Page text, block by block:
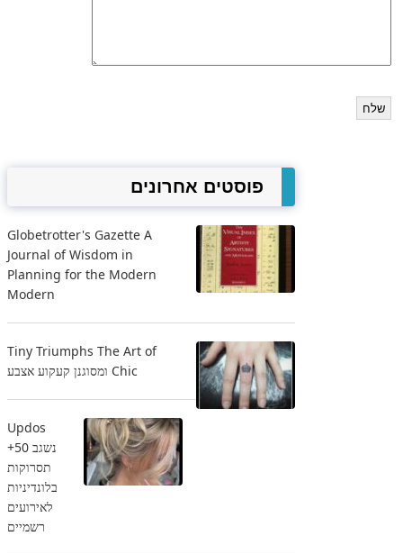
פוסטים אחרונים
Globetrotter's Gazette A
Journal of Wisdom in
Planning for the Modern
Modern
Tiny Triumphs The Art of
Chic ומסוגנן קעקוע אצבע
Updos
נשגב 50+
תסרוקות
בלונדיניות
לאירועים
רשמיים